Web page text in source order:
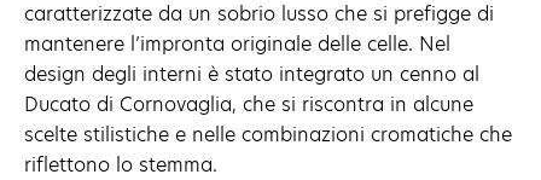
caratterizzate da un sobrio lusso che si prefigge di
mantenere l’impronta originale delle celle. Nel
design degli interni è stato integrato un cenno al
Ducato di Cornovaglia, che si riscontra in alcune
scelte stilistiche e nelle combinazioni cromatiche che
riflettono lo stemma.